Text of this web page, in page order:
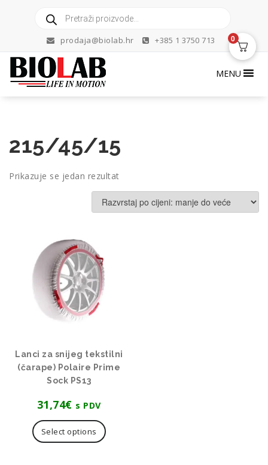
search
prodaja@biolab.hr +385 1 3750 713
MENU
215/45/15
Prikazuje se jedan rezultat
Lanci za snijeg tekstilni
(čarape) Polaire Prime
Sock PS13
31,74€ s PDV
Select options
proizvod
0